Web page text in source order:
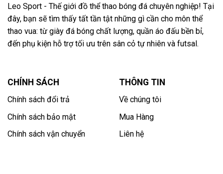
Leo Sport - Thế giới đồ thể thao bóng đá chuyên nghiệp! Tại
đây, bạn sẽ tìm thấy tất tần tật những gì cần cho môn thể
thao vua: từ giày đá bóng chất lượng, quần áo đấu bền bỉ,
đến phụ kiện hỗ trợ tối ưu trên sân cỏ tự nhiên và futsal.
CHÍNH SÁCH
Chính sách đổi trả
Chính sách bảo mật
Chính sách vận chuyển
THÔNG TIN
Về chúng tôi
Mua Hàng
Liên hệ